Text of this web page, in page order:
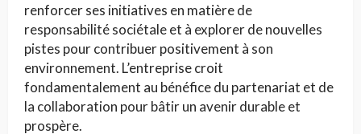
renforcer ses initiatives en matière de
responsabilité sociétale et à explorer de nouvelles
pistes pour contribuer positivement à son
environnement. L’entreprise croit
fondamentalement au bénéfice du partenariat et de
la collaboration pour bâtir un avenir durable et
prospère.